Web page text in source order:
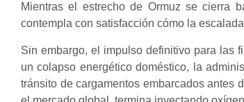
Mientras el estrecho de Ormuz se cierra
contempla con satisfacción cómo la
Sin embargo, el impulso definitivo para las
un colapso energético doméstico, la
tránsito de cargamentos embarcados antes